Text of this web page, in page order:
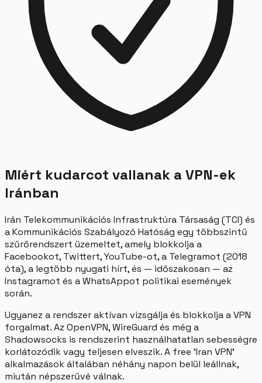
Miért kudarcot vallanak a VPN-ek
Iránban
Irán Telekommunikációs Infrastruktúra Társaság (TCI) és
a Kommunikációs Szabályozó Hatóság egy többszintű
szűrőrendszert üzemeltet, amely blokkolja a
Facebookot, Twittert, YouTube-ot, a Telegramot (2018
óta), a legtöbb nyugati hírt, és — időszakosan — az
Instagramot és a WhatsAppot politikai események
során.
Ugyanez a rendszer aktívan vizsgálja és blokkolja a VPN
forgalmat. Az OpenVPN, WireGuard és még a
Shadowsocks is rendszerint használhatatlan sebességre
korlátozódik vagy teljesen elveszik. A free 'Iran VPN'
alkalmazások általában néhány napon belül leállnak,
miután népszerűvé válnak.